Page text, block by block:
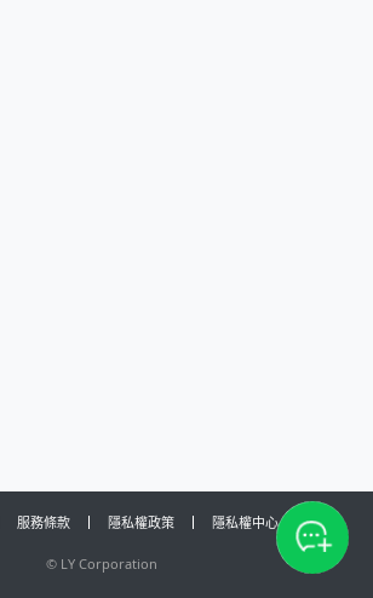
服務條款 隱私權政策 隱私權中心
© LY Corporation